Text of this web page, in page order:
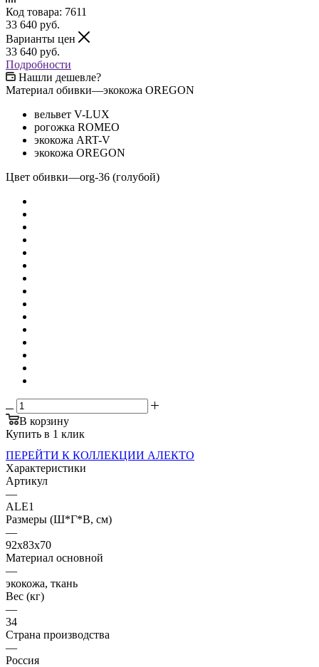
Код товара: 7611
33 640 руб.
Варианты цен
33 640 руб.
Подробности
Нашли дешевле?
Материал обивки—экокожа OREGON
вельвет V-LUX
рогожка ROMEO
экокожа ART-V
экокожа OREGON
Цвет обивки—org-36 (голубой)
В корзину
Купить в 1 клик
ПЕРЕЙТИ К КОЛЛЕКЦИИ АЛЕКТО
Характеристики
Артикул
—
ALE1
Размеры (Ш*Г*В, см)
—
92х83х70
Материал основной
—
экокожа, ткань
Вес (кг)
—
34
Страна производства
—
Россия